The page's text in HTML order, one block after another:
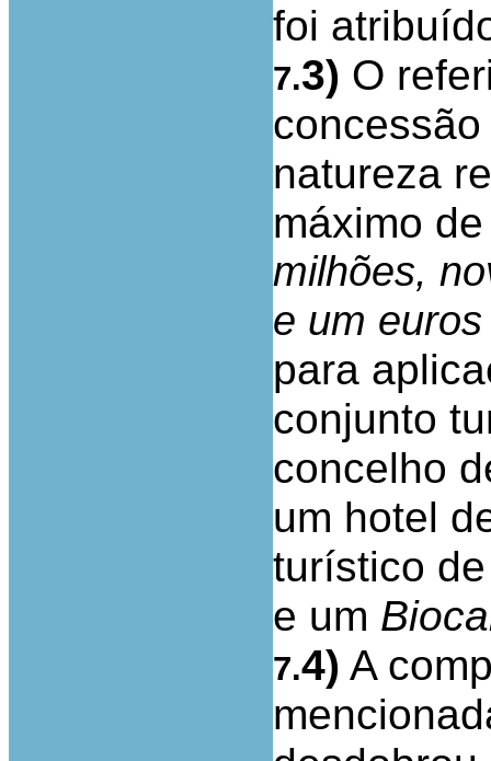
foi
7.3) O
natureza
máximo
milhões,
e um
para
conjunto
concelho
um hotel
turístico
e um
7.4) A